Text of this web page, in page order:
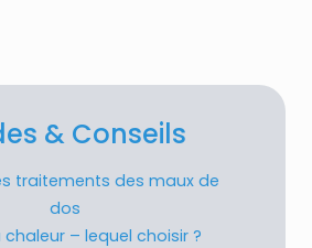
& Conseils
traitements des maux de
dos
– lequel choisir ?